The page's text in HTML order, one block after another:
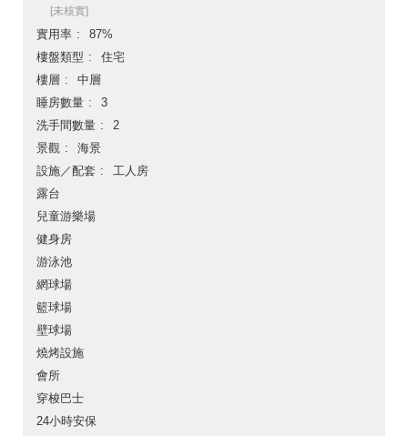
[未核實]
實用率
87%
樓盤類型
住宅
樓層
中層
睡房數量
3
洗手間數量
2
景觀
海景
設施／配套
工人房
露台
兒童游樂場
健身房
游泳池
網球場
籃球場
壁球場
燒烤設施
會所
穿梭巴士
24小時安保